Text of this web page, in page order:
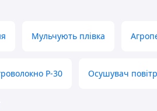
Мульчують плівка
Р-30 Осушувач